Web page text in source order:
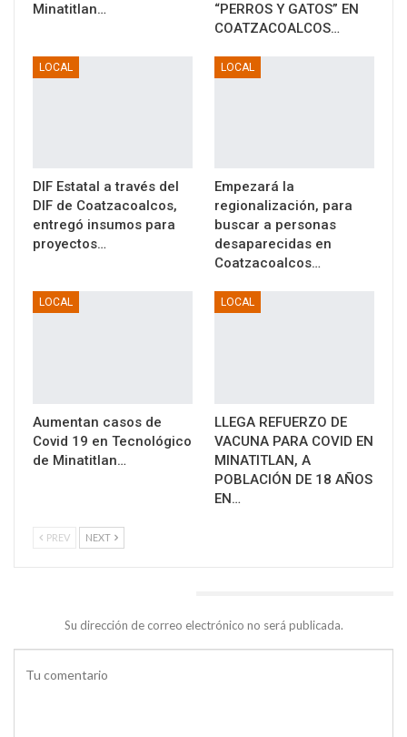
Minatitlan…
“PERROS Y GATOS” EN
COATZACOALCOS…
LOCAL
DIF Estatal a través del
DIF de Coatzacoalcos,
entregó insumos para
proyectos…
LOCAL
Empezará la
regionalización, para
buscar a personas
desaparecidas en
Coatzacoalcos…
LOCAL
Aumentan casos de
Covid 19 en Tecnológico
de Minatitlan…
LOCAL
LLEGA REFUERZO DE
VACUNA PARA COVID EN
MINATITLAN, A
POBLACIÓN DE 18 AÑOS
EN…
PREV NEXT
Su dirección de correo electrónico no será publicada.